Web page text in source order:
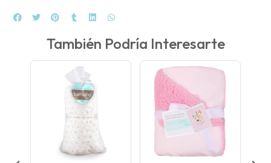
También Podría Interesarte